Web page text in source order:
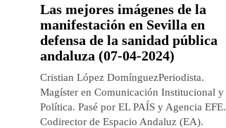
Las mejores imágenes de la
manifestación en Sevilla en
defensa de la sanidad pública
andaluza (07-04-2024)
Cristian López DomínguezPeriodista.
Magíster en Comunicación Institucional y
Política. Pasé por EL PAÍS y Agencia EFE.
Codirector de Espacio Andaluz (EA).